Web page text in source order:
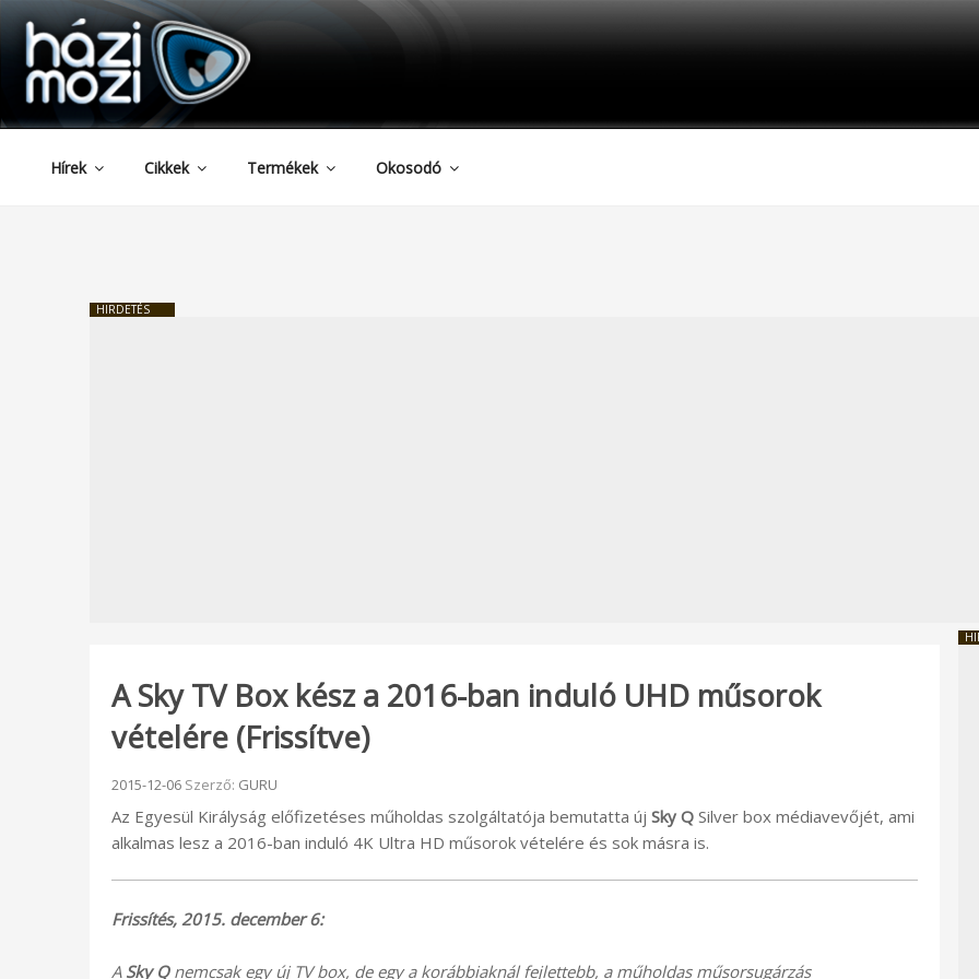
Tartalomhoz
HAZIMOZI
Hírek Cikkek Termékek Okosodó
HIRDETÉS
A Sky TV Box kész a 2016-ban induló UHD műsorok
vételére (Frissítve)
Beküldve:
2015-12-06 Szerző: GURU
Az Egyesül Királyság előfizetéses műholdas szolgáltatója bemutatta új Sky Q Silver box médiavevőjét, ami
alkalmas lesz a 2016-ban induló 4K Ultra HD műsorok vételére és sok másra is.
Frissítés, 2015. december 6:
A Sky Qnemcsak egy új TV box, de egy a korábbiaknál fejlettebb, a műholdas műsorsugárzás